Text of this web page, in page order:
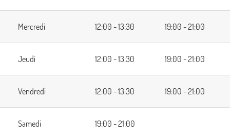
Mercredi 12:00 - 13:30 19:00 - 21:00
Jeudi 12:00 - 13:30 19:00 - 21:00
Vendredi 12:00 - 13:30 19:00 - 21:00
Samedi 19:00 - 21:00